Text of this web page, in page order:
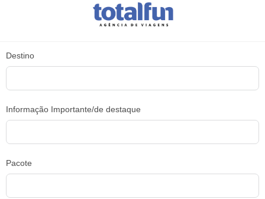
Destino
Informação Importante/de destaque
Pacote